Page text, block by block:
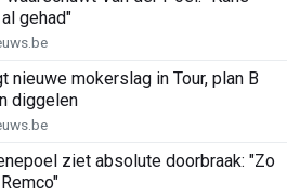
gehad"
nieuwe mokerslag in Tour, plan B
diggelen
ziet absolute doorbraak: "Zo